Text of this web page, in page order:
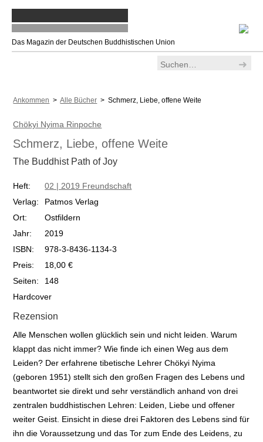
Das Magazin der Deutschen Buddhistischen Union
Ankommen >Alle Bücher > Schmerz, Liebe, offene Weite
Chökyi Nyima Rinpoche
Schmerz, Liebe, offene Weite
The Buddhist Path of Joy
Heft:
02 | 2019 Freundschaft
Verlag:
Patmos Verlag
Ort:
Ostfildern
Jahr:
2019
ISBN:
978-3-8436-1134-3
Preis:
18,00 €
Seiten:
148
Hardcover
Rezension
Alle Menschen wollen glücklich sein und nicht leiden. Warum
klappt das nicht immer? Wie finde ich einen Weg aus dem
Leiden? Der erfahrene tibetische Lehrer Chökyi Nyima
(geboren 1951) stellt sich den großen Fragen des Lebens und
beantwortet sie direkt und sehr verständlich anhand von drei
zentralen buddhistischen Lehren: Leiden, Liebe und offener
weiter Geist. Einsicht in diese drei Faktoren des Lebens sind für
ihn die Voraussetzung und das Tor zum Ende des Leidens, zu